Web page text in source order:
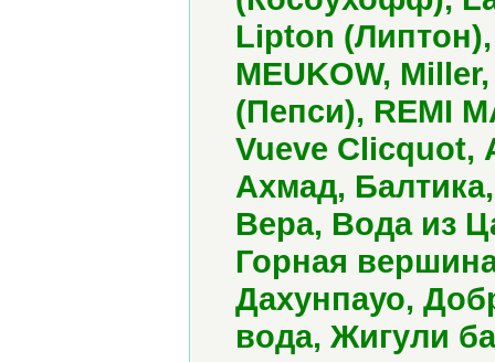
Lipton
MEUKOW,
(Пепси), REMI
Vueve
Ахмад,
Вера, Вода из
Горная
Дахунпауо,
вода, Жигули